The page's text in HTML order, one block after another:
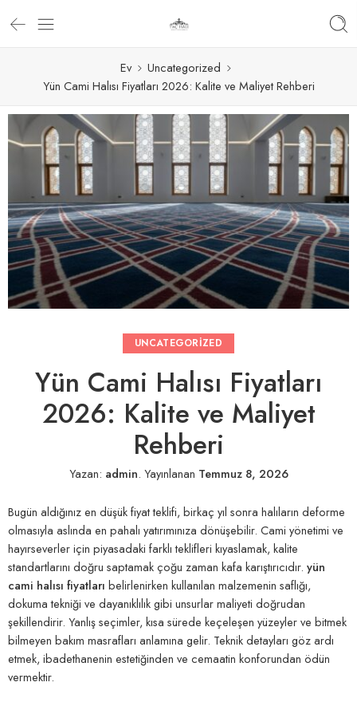
Ev
Uncategorized
Yün Cami Halısı Fiyatları 2026: Kalite ve Maliyet Rehberi
UNCATEGORIZED
Yün Cami Halısı Fiyatları
2026: Kalite ve Maliyet
Rehberi
Yazan: admin. Yayınlanan Temmuz 8, 2026
Bugün aldığınız en düşük fiyat teklifi, birkaç yıl sonra halıların deforme
olmasıyla aslında en pahalı yatırımınıza dönüşebilir. Cami yönetimi ve
hayırseverler için piyasadaki farklı teklifleri kıyaslamak, kalite
standartlarını doğru saptamak çoğu zaman kafa karıştırıcıdır. yün
cami halısı fiyatları belirlenirken kullanılan malzemenin saflığı,
dokuma tekniği ve dayanıklılık gibi unsurlar maliyeti doğrudan
şekillendirir. Yanlış seçimler, kısa sürede keçeleşen yüzeyler ve bitmek
bilmeyen bakım masrafları anlamına gelir. Teknik detayları göz ardı
etmek, ibadethanenin estetiğinden ve cemaatin konforundan ödün
vermektir.